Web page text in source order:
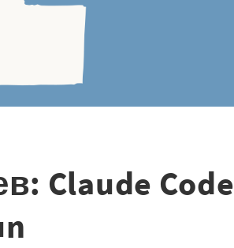
Claude Code